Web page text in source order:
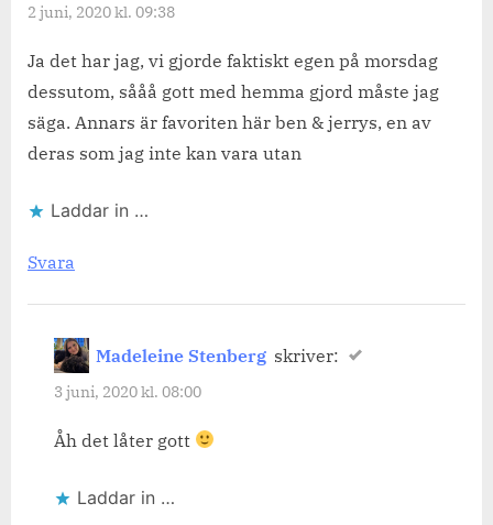
2 juni, 2020 kl. 09:38
Ja det har jag, vi gjorde faktiskt egen på morsdag
dessutom, sååå gott med hemma gjord måste jag
säga. Annars är favoriten här ben & jerrys, en av
deras som jag inte kan vara utan
Laddar in …
Svara
Madeleine Stenberg skriver:
3 juni, 2020 kl. 08:00
Åh det låter gott
Laddar in …